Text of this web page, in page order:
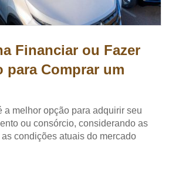
Financiar ou Fazer
para Comprar um
a melhor opção para adquirir seu
ou consórcio, considerando as
condições atuais do mercado